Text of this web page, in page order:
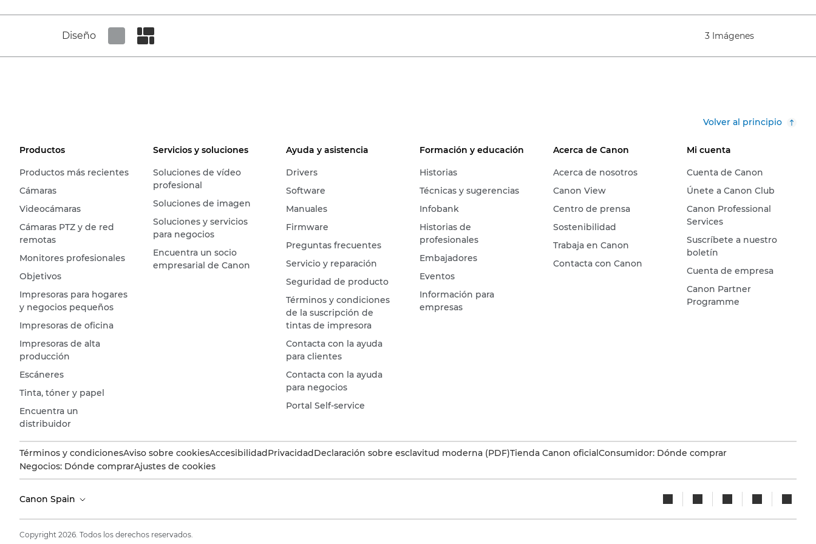
Diseño 3 Imágenes
Volver al principio
Productos
Productos más recientes
Cámaras
Videocámaras
Cámaras PTZ y de red
remotas
Monitores profesionales
Objetivos
Impresoras para hogares
y negocios pequeños
Impresoras de oficina
Impresoras de alta
producción
Escáneres
Tinta, tóner y papel
Encuentra un
distribuidor
Servicios y soluciones
Soluciones de vídeo
profesional
Soluciones de imagen
Soluciones y servicios
para negocios
Encuentra un socio
empresarial de Canon
Ayuda y asistencia
Drivers
Software
Manuales
Firmware
Preguntas frecuentes
Servicio y reparación
Seguridad de producto
Términos y condiciones
de la suscripción de
tintas de impresora
Contacta con la ayuda
para clientes
Contacta con la ayuda
para negocios
Portal Self-service
Formación y educación
Historias
Técnicas y sugerencias
Infobank
Historias de
profesionales
Embajadores
Eventos
Información para
empresas
Acerca de Canon
Acerca de nosotros
Canon View
Centro de prensa
Sostenibilidad
Trabaja en Canon
Contacta con Canon
Mi cuenta
Cuenta de Canon
Únete a Canon Club
Canon Professional
Services
Suscríbete a nuestro
boletín
Cuenta de empresa
Canon Partner
Programme
Términos y condicionesAviso sobre cookiesAccesibilidadPrivacidadDeclaración sobre esclavitud moderna (PDF)Tienda Canon oficialConsumidor: Dónde comprar
Negocios: Dónde comprarAjustes de cookies
Canon Spain
Copyright 2026. Todos los derechos reservados.